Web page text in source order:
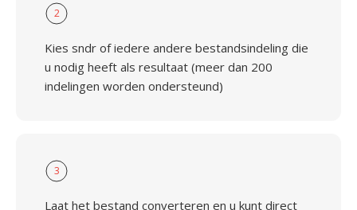
2
Kies sndr of iedere andere bestandsindeling die
u nodig heeft als resultaat (meer dan 200
indelingen worden ondersteund)
3
Laat het bestand converteren en u kunt direct